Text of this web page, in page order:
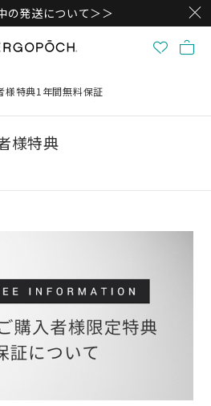
の発送について＞＞
様特典1年間無料保証
様特典